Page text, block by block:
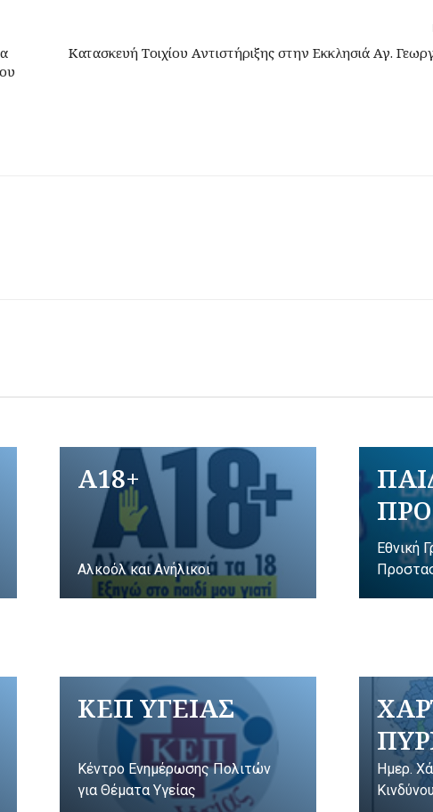
Κατασκευή Τοιχίου Αντιστήριξης στην Εκκλησιά Αγ.
A18+
Αλκοόλ και Ανήλικοι
Εθνική
ΚΕΠ ΥΓΕΙΑΣ
Κέντρο Ενημέρωσης Πολιτών
για Θέματα Υγείας
Ημερ.